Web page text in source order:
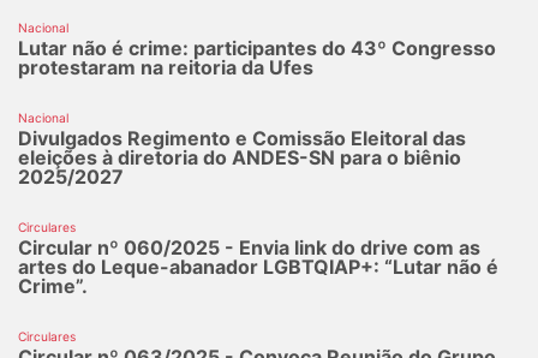
Nacional
Lutar não é crime: participantes do 43º Congresso
protestaram na reitoria da Ufes
Nacional
Divulgados Regimento e Comissão Eleitoral das
eleições à diretoria do ANDES-SN para o biênio
2025/2027
Circulares
Circular nº 060/2025 - Envia link do drive com as
artes do Leque-abanador LGBTQIAP+: “Lutar não é
Crime”.
Circulares